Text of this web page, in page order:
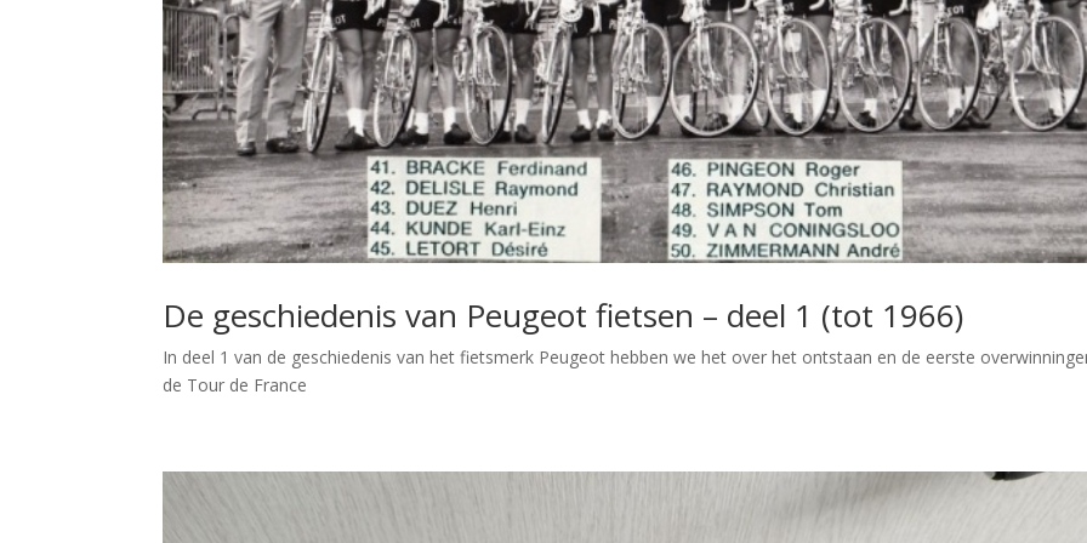
De geschiedenis van Peugeot fietsen – deel 1 (tot 1966)
In deel 1 van de geschiedenis van het fietsmerk Peugeot hebben we het over het ontstaan en de eerste
de Tour de France